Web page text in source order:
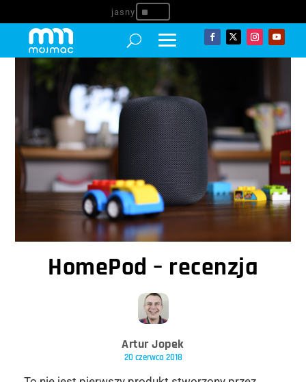
^
HomePod – recenzja
Artur Jopek
20 czerwca 2018